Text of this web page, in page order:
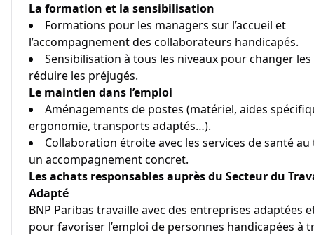
La formation et la sensibilisation
Formations pour les managers sur l’accueil et
l’accompagnement des collaborateurs handicapés.
Sensibilisation à tous les niveaux pour changer
réduire les préjugés.
Le maintien dans l’emploi
Aménagements de postes (matériel, aides
ergonomie, transports adaptés…).
Collaboration étroite avec les services de santé
un accompagnement concret.
Les achats responsables auprès du Secteur du
Adapté
BNP Paribas travaille avec des entreprises adaptées
pour favoriser l’emploi de personnes handicapées à